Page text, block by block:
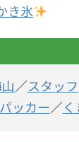
き氷
／スタッフ
ッカー／く